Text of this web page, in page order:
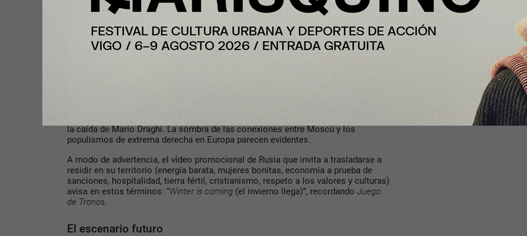
La UE acaba de dar luz verde a las candidaturas de las tres repúblicas con las que
mantiene acuerdos de asociación en el espacio postsoviético (Ucrania, Moldavia
y Georgia) y que tienen contenciosos secesionistas apoyados y/o creados por la
Las disensiones internas entre Estados pueden acentuarse en el seno de la UE. A
la reticente Hungría de Orbán –que mantiene buenas relaciones con Putin– se
pueden unir nuevos estados como Italia después de las próximas elecciones tras
la caída de Mario Draghi. La sombra de las conexiones entre Moscú y los
populismos de extrema derecha en Europa parecen evidentes.
A modo de advertencia, el vídeo promocional de Rusia que invita a trasladarse a
residir en su territorio (energía barata, mujeres bonitas, economía a prueba de
sanciones, hospitalidad, tierra fértil, cristianismo, respeto a los valores y culturas)
avisa en estos términos: “Winter is coming (el invierno llega)”, recordando Juego
de Tronos.
El escenario futuro